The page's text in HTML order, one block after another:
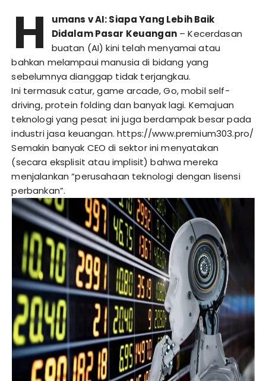
H
umans v AI: Siapa Yang Lebih Baik
Didalam Pasar Keuangan– Kecerdasan
buatan (AI) kini telah menyamai atau
bahkan melampaui manusia di bidang yang
sebelumnya dianggap tidak terjangkau.
Ini termasuk catur, game arcade, Go, mobil self-
driving, protein folding dan banyak lagi. Kemajuan
teknologi yang pesat ini juga berdampak besar pada
industri jasa keuangan.https://www.premium303.pro/
Semakin banyak CEO di sektor ini menyatakan
(secara eksplisit atau implisit) bahwa mereka
menjalankan “perusahaan teknologi dengan lisensi
perbankan”.